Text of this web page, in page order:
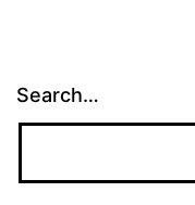
Search…